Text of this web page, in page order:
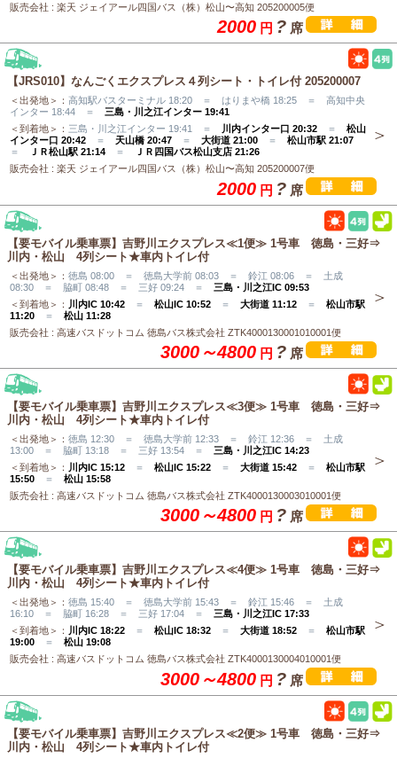
販売会社 : 楽天 ジェイアール四国バス（株）松山〜高知 205200005便
2000 円 ? 席
【JRS010】なんごくエクスプレス４列シート・トイレ付 205200007
＜出発地＞： 高知駅バスターミナル 18:20 ＝ はりまや橋 18:25 ＝ 高知中央
インター 18:44 ＝ 三島・川之江インター 19:41
＜到着地＞： 三島・川之江インター 19:41 ＝ 川内インター口 20:32 ＝ 松山
インター口 20:42 ＝ 天山橋 20:47 ＝ 大街道 21:00 ＝ 松山市駅 21:07
＝
ＪＲ松山駅 21:14 ＝
ＪＲ四国バス松山支店 21:26
販売会社 : 楽天 ジェイアール四国バス（株）松山〜高知 205200007便
2000 円 ? 席
【要モバイル乗車票】吉野川エクスプレス≪1便≫ 1号車 徳島・三好⇒
川内・松山 4列シート★車内トイレ付
＜出発地＞： 徳島 08:00 ＝ 徳島大学前 08:03 ＝ 鈴江 08:06 ＝ 土成
08:30 ＝ 脇町 08:48 ＝ 三好 09:24 ＝ 三島・川之江IC 09:53
＜到着地＞： 川内IC 10:42 ＝ 松山IC 10:52 ＝ 大街道 11:12 ＝ 松山市駅
11:20 ＝ 松山 11:28
販売会社 : 高速バスドットコム 徳島バス株式会社 ZTK4000130001010001便
3000～4800 円 ? 席
【要モバイル乗車票】吉野川エクスプレス≪3便≫ 1号車 徳島・三好⇒
川内・松山 4列シート★車内トイレ付
＜出発地＞： 徳島 12:30 ＝ 徳島大学前 12:33 ＝ 鈴江 12:36 ＝ 土成
13:00 ＝ 脇町 13:18 ＝ 三好 13:54 ＝ 三島・川之江IC 14:23
＜到着地＞： 川内IC 15:12 ＝ 松山IC 15:22 ＝ 大街道 15:42 ＝ 松山市駅
15:50 ＝ 松山 15:58
販売会社 : 高速バスドットコム 徳島バス株式会社 ZTK4000130003010001便
3000～4800 円 ? 席
【要モバイル乗車票】吉野川エクスプレス≪4便≫ 1号車 徳島・三好⇒
川内・松山 4列シート★車内トイレ付
＜出発地＞： 徳島 15:40 ＝ 徳島大学前 15:43 ＝ 鈴江 15:46 ＝ 土成
16:10 ＝ 脇町 16:28 ＝ 三好 17:04 ＝ 三島・川之江IC 17:33
＜到着地＞： 川内IC 18:22 ＝ 松山IC 18:32 ＝ 大街道 18:52 ＝ 松山市駅
19:00 ＝ 松山 19:08
販売会社 : 高速バスドットコム 徳島バス株式会社 ZTK4000130004010001便
3000～4800 円 ? 席
【要モバイル乗車票】吉野川エクスプレス≪2便≫ 1号車 徳島・三好⇒
川内・松山 4列シート★車内トイレ付